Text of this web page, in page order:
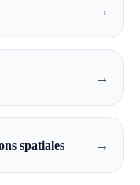
→
→
spatiales →